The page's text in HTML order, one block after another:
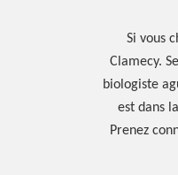
Si vous
Clamecy.
biologiste
est dans
Prenez